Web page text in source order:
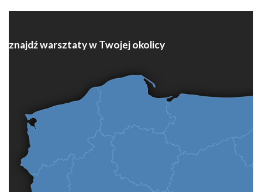
znajdź warsztaty w Twojej okolicy